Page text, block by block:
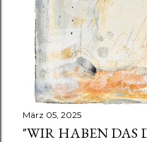
März 05, 2025
"WIR HABEN DAS